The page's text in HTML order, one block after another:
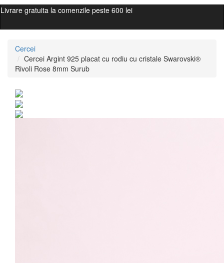
Livrare gratuita la comenzile peste 600 lei
Cercei
Cercei Argint 925 placat cu rodiu cu cristale Swarovski®
Rivoli Rose 8mm Surub